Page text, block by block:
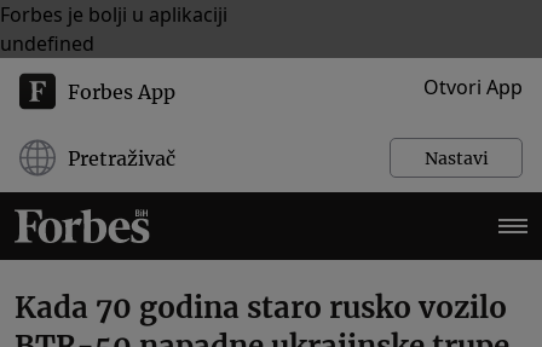
Forbes je bolji u aplikaciji
undefined
Forbes App Otvori App
Pretraživač Nastavi
Kada 70 godina staro rusko vozilo